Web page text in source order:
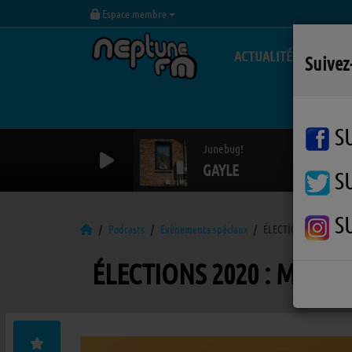
Espace membre
ACTUALITÉS
Junebug!
GAYLE
Podcasts Evènements spéciaux ÉLECTIONS 2020 :
ÉLECTIONS 2020 : M'Yeu